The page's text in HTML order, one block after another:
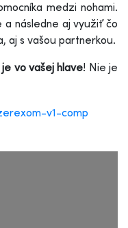
medzi nohami.
a následne aj využiť čo
aj s vašou partnerkou.
vo vašej hlave! Nie je